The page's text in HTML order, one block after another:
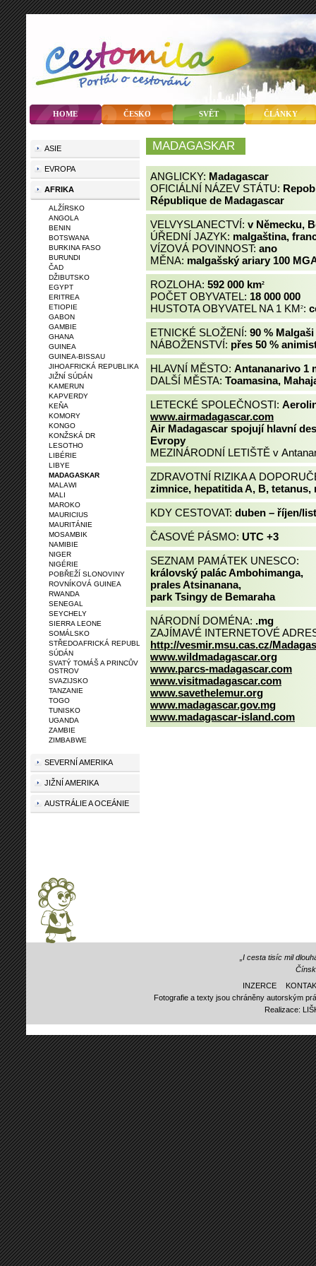
HOME ČESKO SVĚT ČLÁNKY
MADAGASKAR
ANGLICKY: Madagascar
OFICIÁLNÍ NÁZEV STÁTU:
République de Madagascar
VELVYSLANECTVÍ: v Německu,
ÚŘEDNÍ JAZYK: malgaština,
VÍZOVÁ POVINNOST: ano
MĚNA: malgašský ariary 100
ROZLOHA: 592 000 km2
POČET OBYVATEL: 18 000 000
HUSTOTA OBYVATEL NA 1 KM2:
ETNICKÉ SLOŽENÍ: 90 %
NÁBOŽENSTVÍ: přes 50 %
HLAVNÍ MĚSTO: Antananarivo 1
DALŠÍ MĚSTA: Toamasina,
LETECKÉ SPOLEČNOSTI:
www.airmadagascar.com
Air Madagascar spojují hlavní
Evropy
MEZINÁRODNÍ LETIŠTĚ v
ZDRAVOTNÍ RIZIKA A
zimnice, hepatitida A, B,
KDY CESTOVAT: duben – říjen/
ČASOVÉ PÁSMO: UTC +3
SEZNAM PAMÁTEK UNESCO:
královský palác Ambohimanga,
prales Atsinanana,
park Tsingy de Bemaraha
NÁRODNÍ DOMÉNA: .mg
ZAJÍMAVÉ INTERNETOVÉ
http://vesmir.msu.cas.cz/
www.wildmadagascar.org
www.parcs-madagascar.com
www.visitmadagascar.com
www.savethelemur.org
www.madagascar.gov.mg
www.madagascar-island.com
ASIE
EVROPA
AFRIKA
ALŽÍRSKO
ANGOLA
BENIN
BOTSWANA
BURKINA FASO
BURUNDI
ČAD
DŽIBUTSKO
EGYPT
ERITREA
ETIOPIE
GABON
GAMBIE
GHANA
GUINEA
GUINEA-BISSAU
JIHOAFRICKÁ REPUBLIKA
JIŽNÍ SÚDÁN
KAMERUN
KAPVERDY
KEŇA
KOMORY
KONGO
KONŽSKÁ DR
LESOTHO
LIBÉRIE
LIBYE
MADAGASKAR
MALAWI
MALI
MAROKO
MAURICIUS
MAURITÁNIE
MOSAMBIK
NAMIBIE
NIGER
NIGÉRIE
POBŘEŽÍ SLONOVINY
ROVNÍKOVÁ GUINEA
RWANDA
SENEGAL
SEYCHELY
SIERRA LEONE
SOMÁLSKO
STŘEDOAFRICKÁ REPUBLIKA
SÚDÁN
SVATÝ TOMÁŠ A PRINCŮV
OSTROV
SVAZIJSKO
TANZANIE
TOGO
TUNISKO
UGANDA
ZAMBIE
ZIMBABWE
SEVERNÍ AMERIKA
JIŽNÍ AMERIKA
AUSTRÁLIE A OCEÁNIE
„I cesta tisíc mil
INZERCE
Fotografie a texty jsou chráněny autorským
Realizace: